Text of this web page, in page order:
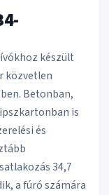
készült
közvetlen
Betonban,
is
és
34,7
a fúró számára